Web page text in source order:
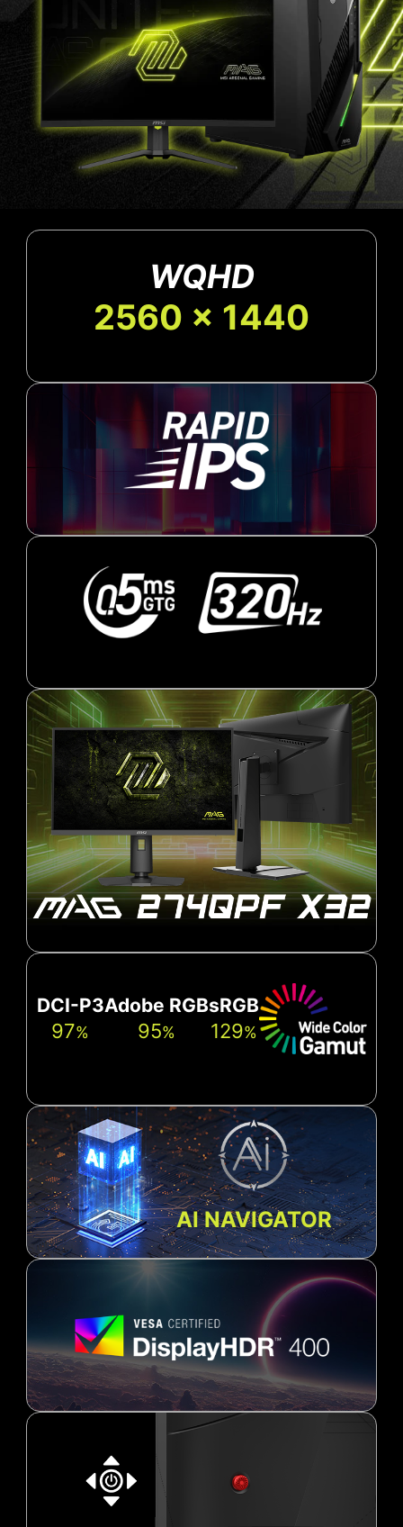
WQHD
2560 x 1440
DCI-P3
97%
Adobe RGB
95%
sRGB
129%
AI NAVIGATOR